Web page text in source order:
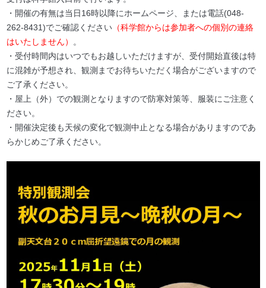
・開催の有無は当日16時以降にホームページ、または電話(048-
262-8431)でご確認ください（科学館からは参加者への個別の連絡
はいたしません）
。
・受付時間内はいつでもお越しいただけますが、受付開始直後は特
に混雑が予想され、観測までお待ちいただく場合がございますので
ご了承ください。
・屋上（外）での観測となりますので防寒対策等、服装にご注意く
ださい。
・開催決定後も天候の変化で観測中止となる場合がありますのであ
らかじめご了承ください。